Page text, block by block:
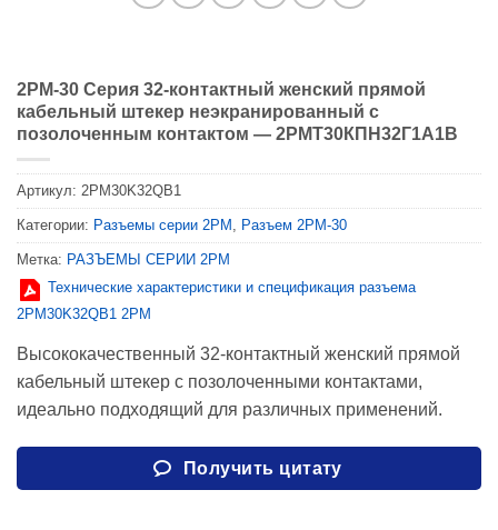
2PM-30 Серия 32-контактный женский прямой
кабельный штекер неэкранированный с
позолоченным контактом — 2РМТ30КПН32Г1А1В
Артикул: 2PM30K32QB1
Категории: Разъемы серии 2PM , Разъем 2PM-30
Метка: РАЗЪЕМЫ СЕРИИ 2PM
Технические характеристики и спецификация разъема
2PM30K32QB1 2PM
Высококачественный 32-контактный женский прямой
кабельный штекер с позолоченными контактами,
идеально подходящий для различных применений.
Получить цитату